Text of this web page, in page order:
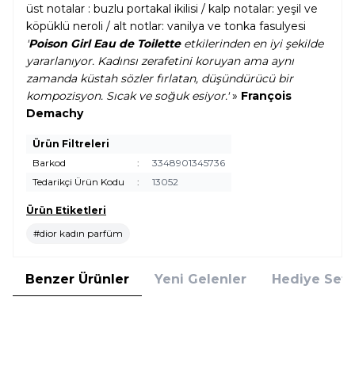
üst notalar : buzlu portakal ikilisi / kalp notalar: yeşil ve
köpüklü neroli / alt notlar: vanilya ve tonka fasulyesi
'Poison Girl Eau de Toiletteetkilerinden en iyi şekilde
yararlanıyor. Kadınsı zerafetini koruyan ama aynı
zamanda küstah sözler fırlatan, düşündürücü bir
kompozisyon. Sıcak ve soğuk esiyor.'» François
Demachy
Ürün Filtreleri
Barkod
:
3348901345736
Tedarikçi Ürün Kodu
: 13052
Ürün Etiketleri
#dior kadın parfüm
Benzer Ürünler Yeni Gelenler Hediye